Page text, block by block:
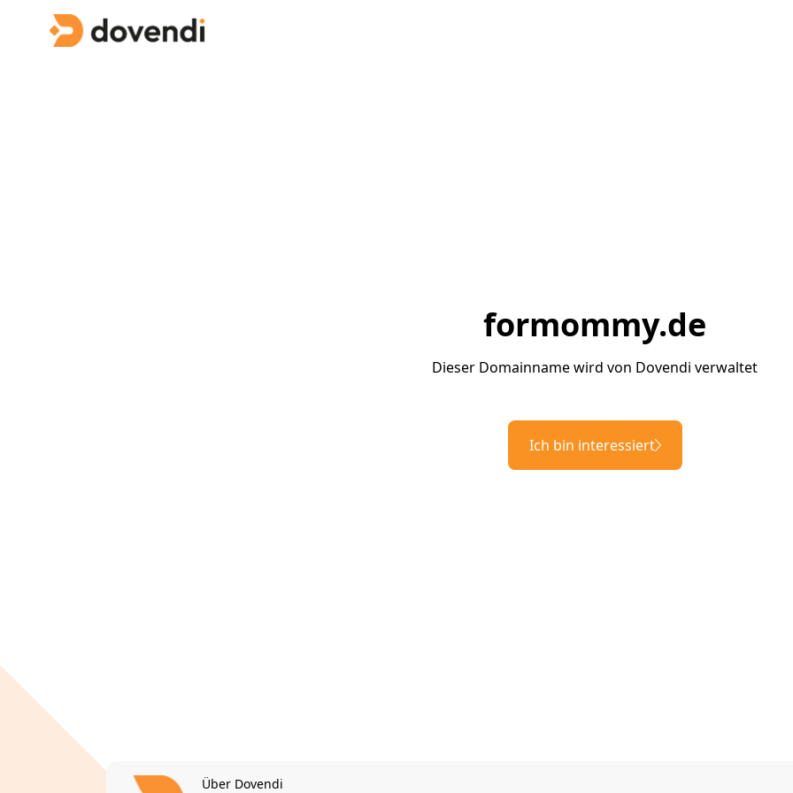
formommy.de
Dieser Domainname wird von Dovendi verwaltet
Ich bin interessiert
Über Dovendi